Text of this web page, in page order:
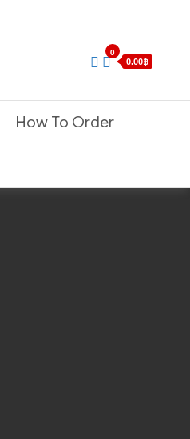
0
0.00฿
How To Order